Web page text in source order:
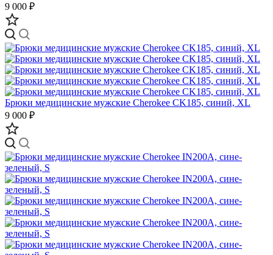
9 000 ₽
Брюки медицинские мужские Cherokee CK185, синий, XL
9 000 ₽